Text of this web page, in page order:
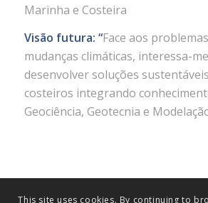
Marinha e Costeira
Visão futura: “Face aos
mudanças climáticas, interessa-
desenvolver soluções
costeiros integrando
Geociência, Geotecnia e
This site uses cookies. By continuing to